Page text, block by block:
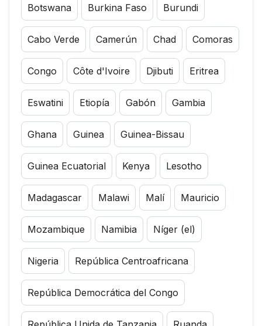
Botswana Burkina Faso Burundi
Cabo Verde Camerún Chad Comoras
Congo Côte d'Ivoire Djibuti Eritrea
Eswatini Etiopía Gabón Gambia
Ghana Guinea Guinea-Bissau
Guinea Ecuatorial Kenya Lesotho
Madagascar Malawi Malí Mauricio
Mozambique Namibia Níger (el)
Nigeria República Centroafricana
República Democrática del Congo